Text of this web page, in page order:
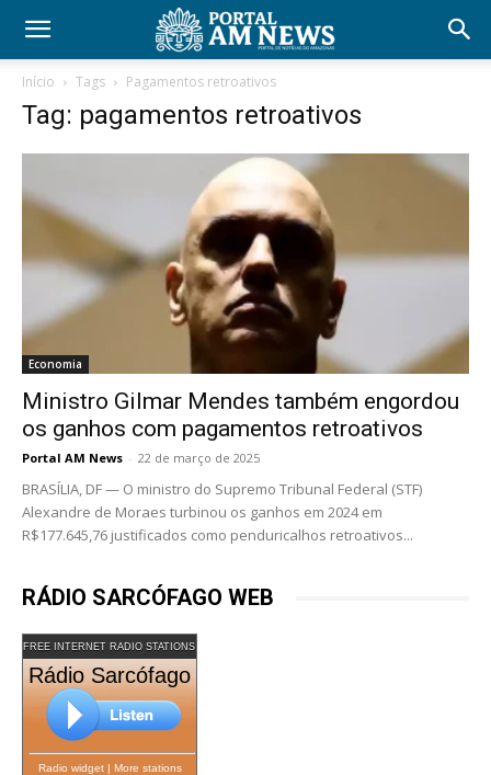
Início Tags Pagamentos retroativos
Tag: pagamentos retroativos
Economia
Ministro Gilmar Mendes também engordou
os ganhos com pagamentos retroativos
Portal AM News - 22 de março de 2025
BRASÍLIA, DF — O ministro do Supremo Tribunal Federal (STF)
Alexandre de Moraes turbinou os ganhos em 2024 em
R$177.645,76 justificados como penduricalhos retroativos...
RÁDIO SARCÓFAGO WEB
FREE INTERNET RADIO STATIONS
Rádio Sarcófago
Radio widget| More stations